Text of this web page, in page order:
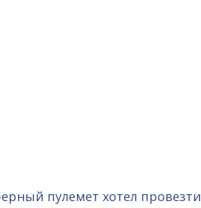
пулемет хотел провезти